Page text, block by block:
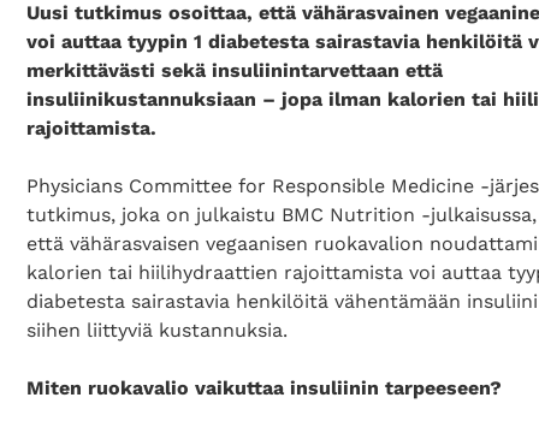
Uusi tutkimus osoittaa, että vähärasvainen
voi auttaa tyypin 1 diabetesta sairastavia henkilöitä
merkittävästi sekä insuliinintarvettaan että
insuliinikustannuksiaan – jopa ilman kalorien tai
rajoittamista.
Physicians Committee for Responsible Medicine -
tutkimus, joka on julkaistu BMC Nutrition -
että vähärasvaisen vegaanisen ruokavalion
kalorien tai hiilihydraattien rajoittamista voi auttaa
diabetesta sairastavia henkilöitä vähentämään
siihen liittyviä kustannuksia.
Miten ruokavalio vaikuttaa insuliinin tarpeeseen?